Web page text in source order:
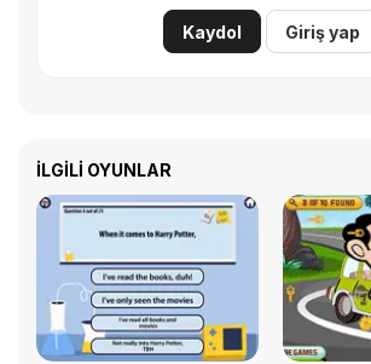
Kaydol Giriş yap
İLGILI OYUNLAR